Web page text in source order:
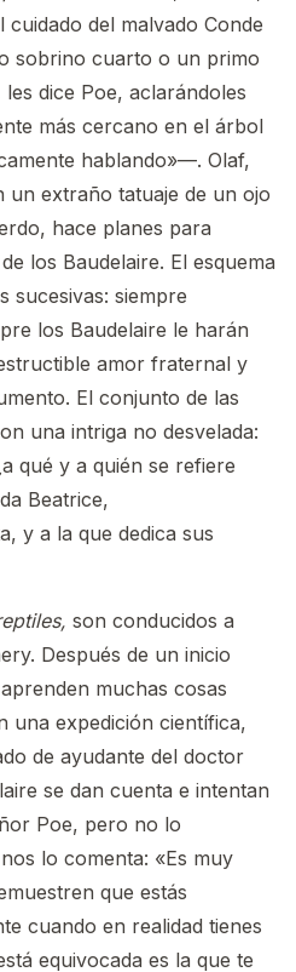
del malvado Conde
sobrino cuarto o un primo
dice Poe, aclarándoles
más cercano en el árbol
hablando»—. Olaf,
un extraño tatuaje de un ojo
hace planes para
los Baudelaire. El esquema
sucesivas: siempre
los Baudelaire le harán
amor fraternal y
El conjunto de las
una intriga no desvelada:
qué y a quién se refiere
Beatrice,
y a la que dedica sus
son conducidos a
Después de un inicio
muchas cosas
una expedición científica,
de ayudante del doctor
se dan cuenta e intentan
Poe, pero no lo
lo comenta: «Es muy
que estás
cuando en realidad tienes
equivocada es la que te